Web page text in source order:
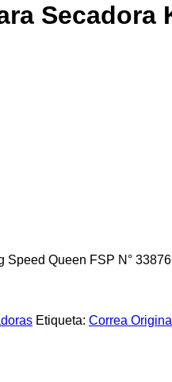
Secadora
Speed Queen FSP N°
Etiqueta: Correa